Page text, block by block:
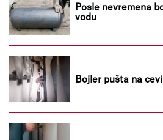
Posle nevremena
vodu
Bojler pušta na